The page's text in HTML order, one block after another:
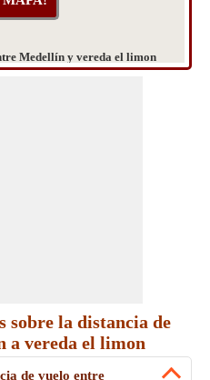
Medellín y vereda el limon
sobre la distancia de
a vereda el limon
de vuelo entre